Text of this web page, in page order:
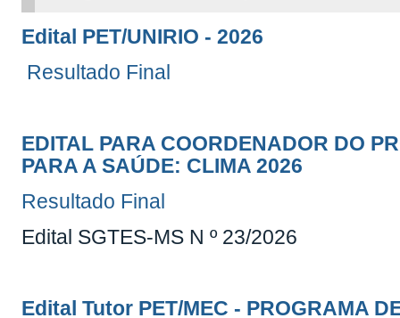
Edital PET/UNIRIO - 2026
Resultado Final
EDITAL PARA COORDENADOR DO
PARA A SAÚDE: CLIMA 2026
Resultado Final
Edital SGTES-MS N º 23/2026
Edital Tutor PET/MEC - PROGRAMA